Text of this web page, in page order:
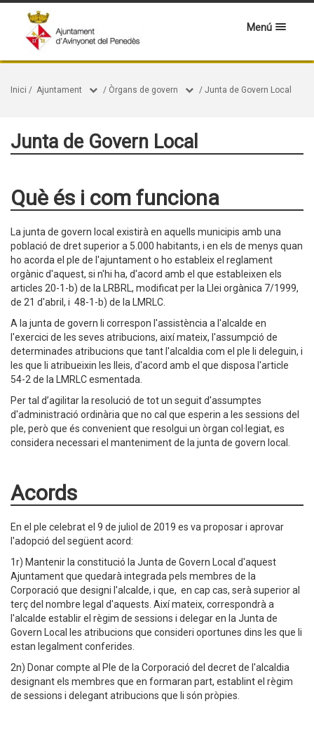
Menú
Inici / Ajuntament / Òrgans de govern / Junta de Govern Local
Junta de Govern Local
Què és i com funciona
La junta de govern local existirà en aquells municipis amb una
població de dret superior a 5.000 habitants, i en els de menys quan
ho acorda el ple de l'ajuntament o ho estableix el reglament
orgànic d'aquest, si n'hi ha, d'acord amb el que estableixen els
articles 20-1-b) de la LRBRL, modificat per la Llei orgànica 7/1999,
de 21 d'abril, i 48-1-b) de la LMRLC.
A la junta de govern li correspon l'assistència a l'alcalde en
l'exercici de les seves atribucions, així mateix, l'assumpció de
determinades atribucions que tant l'alcaldia com el ple li deleguin, i
les que li atribueixin les lleis, d'acord amb el que disposa l'article
54-2 de la LMRLC esmentada.
Per tal d’agilitar la resolució de tot un seguit d'assumptes
d'administració ordinària que no cal que esperin a les sessions del
ple, però que és convenient que resolgui un òrgan col·legiat, es
considera necessari el manteniment de la junta de govern local.
Acords
En el ple celebrat el 9 de juliol de 2019 es va proposar i aprovar
l'adopció del següent acord:
1r) Mantenir la constitució la Junta de Govern Local d'aquest
Ajuntament que quedarà integrada pels membres de la
Corporació que designi l'alcalde, i que, en cap cas, serà superior al
terç del nombre legal d'aquests. Així mateix, correspondrà a
l'alcalde establir el règim de sessions i delegar en la Junta de
Govern Local les atribucions que consideri oportunes dins les que li
estan legalment conferides.
2n) Donar compte al Ple de la Corporació del decret de l'alcaldia
designant els membres que en formaran part, establint el règim
de sessions i delegant atribucions que li són pròpies.